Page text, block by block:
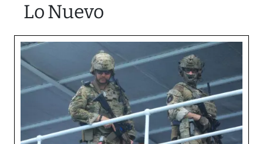
Lo Nuevo